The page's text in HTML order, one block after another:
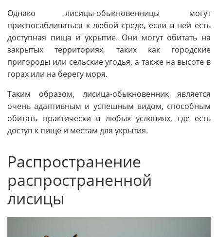
Однако лисицы-обыкновенницы могут
приспосабливаться к любой среде, если в ней есть
доступная пища и укрытие. Они могут обитать на
закрытых территориях, таких как городские
пригороды или сельские угодья, а также на высоте в
горах или на берегу моря.
Таким образом, лисица-обыкновенник является
очень адаптивным и успешным видом, способным
обитать практически в любых условиях, где есть
доступ к пище и местам для укрытия.
Распространение
распространенной
лисицы